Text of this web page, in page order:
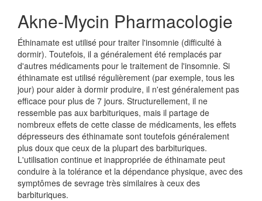
Akne-Mycin Pharmacologie
Éthinamate est utilisé pour traiter l'insomnie (difficulté à
dormir). Toutefois, il a généralement été remplacés par
d'autres médicaments pour le traitement de l'insomnie. Si
éthinamate est utilisé régulièrement (par exemple, tous les
jour) pour aider à dormir produire, il n'est généralement pas
efficace pour plus de 7 jours. Structurellement, il ne
ressemble pas aux barbituriques, mais il partage de
nombreux effets de cette classe de médicaments, les effets
dépresseurs des éthinamate sont toutefois généralement
plus doux que ceux de la plupart des barbituriques.
L'utilisation continue et inappropriée de éthinamate peut
conduire à la tolérance et la dépendance physique, avec des
symptômes de sevrage très similaires à ceux des
barbituriques.